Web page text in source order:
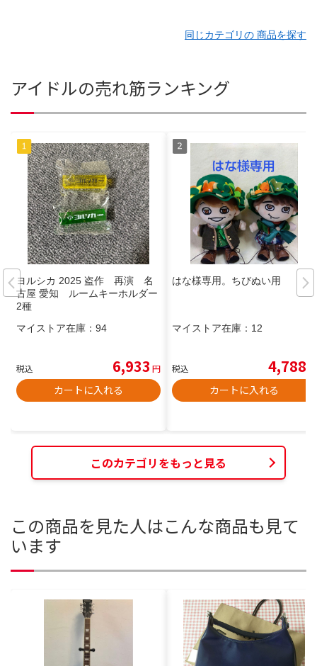
同じカテゴリの 商品を探す
アイドルの売れ筋ランキング
ヨルシカ 2025 盗作 再演 名
古屋 愛知 ルームキーホルダー
2種
マイストア在庫： 94
税込 6,933 円
カートに入れる
はな様専用。ちびぬい用
マイストア在庫： 12
税込 4,788
カートに入れる
このカテゴリをもっと見る
この商品を見た人はこんな商品も見て
います